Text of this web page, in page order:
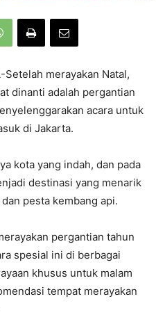
Setelah merayakan Natal,
dinanti adalah pergantian
acara untuk
di Jakarta.
kota yang indah, dan pada
destinasi yang menarik
pesta kembang api.
pergantian tahun
spesial ini di berbagai
khusus untuk malam
tempat merayakan